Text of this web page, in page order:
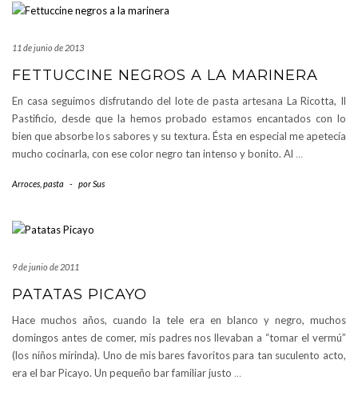
11 de junio de 2013
FETTUCCINE NEGROS A LA MARINERA
En casa seguimos disfrutando del lote de pasta artesana La Ricotta, Il
Pastificio, desde que la hemos probado estamos encantados con lo
bien que absorbe los sabores y su textura. Ésta en especial me apetecía
mucho cocinarla, con ese color negro tan intenso y bonito. Al …
Arroces, pasta - porSus
9 de junio de 2011
PATATAS PICAYO
Hace muchos años, cuando la tele era en blanco y negro, muchos
domingos antes de comer, mis padres nos llevaban a “tomar el vermú”
(los niños mirinda). Uno de mis bares favoritos para tan suculento acto,
era el bar Picayo. Un pequeño bar familiar justo …